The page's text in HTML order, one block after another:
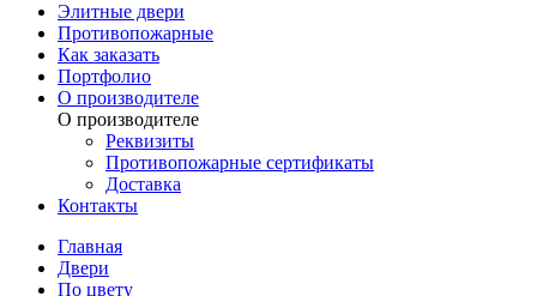
Элитные двери
Противопожарные
Как заказать
Портфолио
О производителе
О производителе
Реквизиты
Противопожарные сертификаты
Доставка
Контакты
Главная
Двери
По цвету